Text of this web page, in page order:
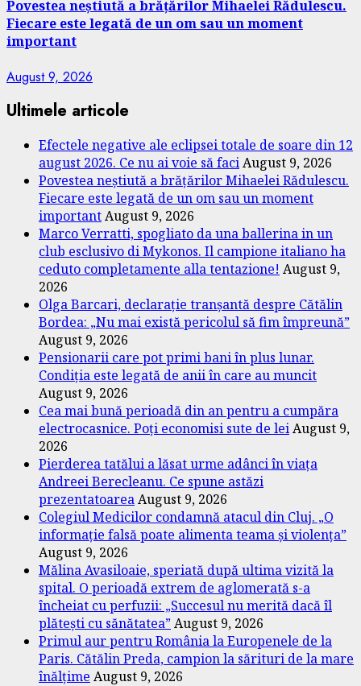
Povestea neștiută a brățărilor Mihaelei Rădulescu.
Fiecare este legată de un om sau un moment
important
August 9, 2026
Ultimele articole
Efectele negative ale eclipsei totale de soare din 12
august 2026. Ce nu ai voie să faciAugust 9, 2026
Povestea neștiută a brățărilor Mihaelei Rădulescu.
Fiecare este legată de un om sau un moment
importantAugust 9, 2026
Marco Verratti, spogliato da una ballerina in un
club esclusivo di Mykonos. Il campione italiano ha
ceduto completamente alla tentazione! August 9,
2026
Olga Barcari, declarație tranșantă despre Cătălin
Bordea: „Nu mai există pericolul să fim împreună”
August 9, 2026
Pensionarii care pot primi bani în plus lunar.
Condiția este legată de anii în care au muncit
August 9, 2026
Cea mai bună perioadă din an pentru a cumpăra
electrocasnice. Poți economisi sute de leiAugust 9,
2026
Pierderea tatălui a lăsat urme adânci în viața
Andreei Berecleanu. Ce spune astăzi
prezentatoareaAugust 9, 2026
Colegiul Medicilor condamnă atacul din Cluj. „O
informație falsă poate alimenta teama și violența”
August 9, 2026
Mălina Avasiloaie, speriată după ultima vizită la
spital. O perioadă extrem de aglomerată s-a
încheiat cu perfuzii: „Succesul nu merită dacă îl
plătești cu sănătatea”August 9, 2026
Primul aur pentru România la Europenele de la
Paris. Cătălin Preda, campion la sărituri de la mare
înălțime August 9, 2026